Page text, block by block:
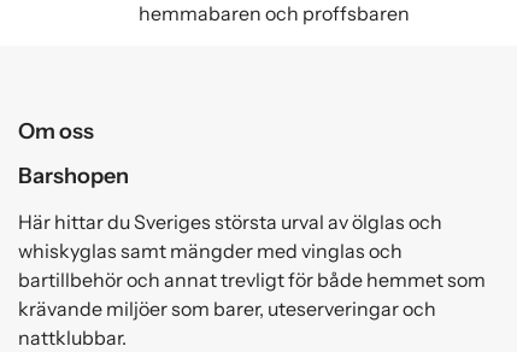
hemmabaren och proffsbaren
Om oss
Barshopen
Här hittar du Sveriges största urval av ölglas och
whiskyglas samt mängder med vinglas och
bartillbehör och annat trevligt för både hemmet som
krävande miljöer som barer, uteserveringar och
nattklubbar.